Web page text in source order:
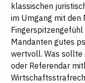
klassischen
im Umgang mit den
Mandanten gutes
wertvoll. Was sollte
oder Referendar